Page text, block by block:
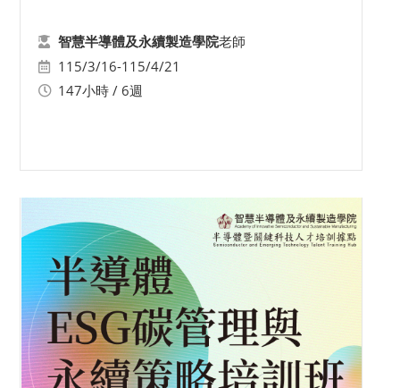
智慧半導體及永續製造學院老師
115/3/16-115/4/21
147小時 / 6週